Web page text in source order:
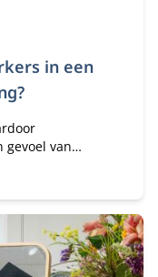
in een
gevoel van
mensen te
zodat
eigen werk.